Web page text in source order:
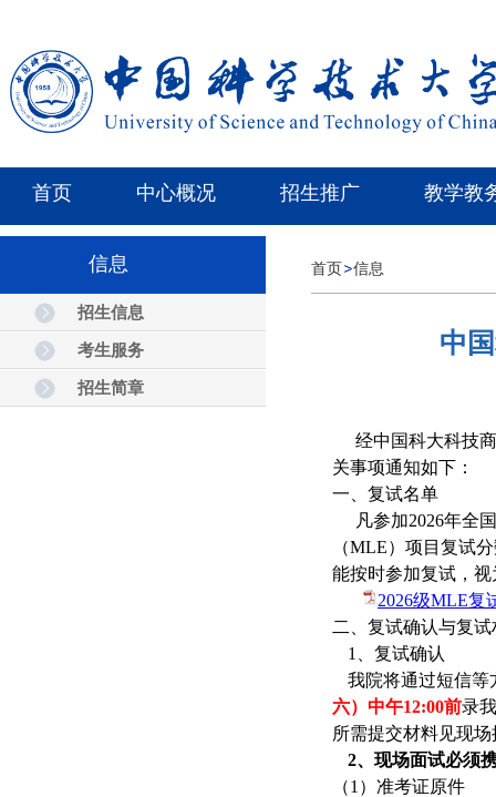
首页 中心概况 招生推广 教学教
信息
招生信息
考生服务
招生简章
首页 信息
中
经中国科大科技
关事项通知如下：
一、复试名单
凡参加2026年全
（MLE）项目复试
能按时参加复试，
2026级MLE复
二、复试确认与复
1
、复试确认
我院将通过短信等
六）中午12:00前录
所需提交材料见现
2、现场面试必须
（1 ）准考证原件